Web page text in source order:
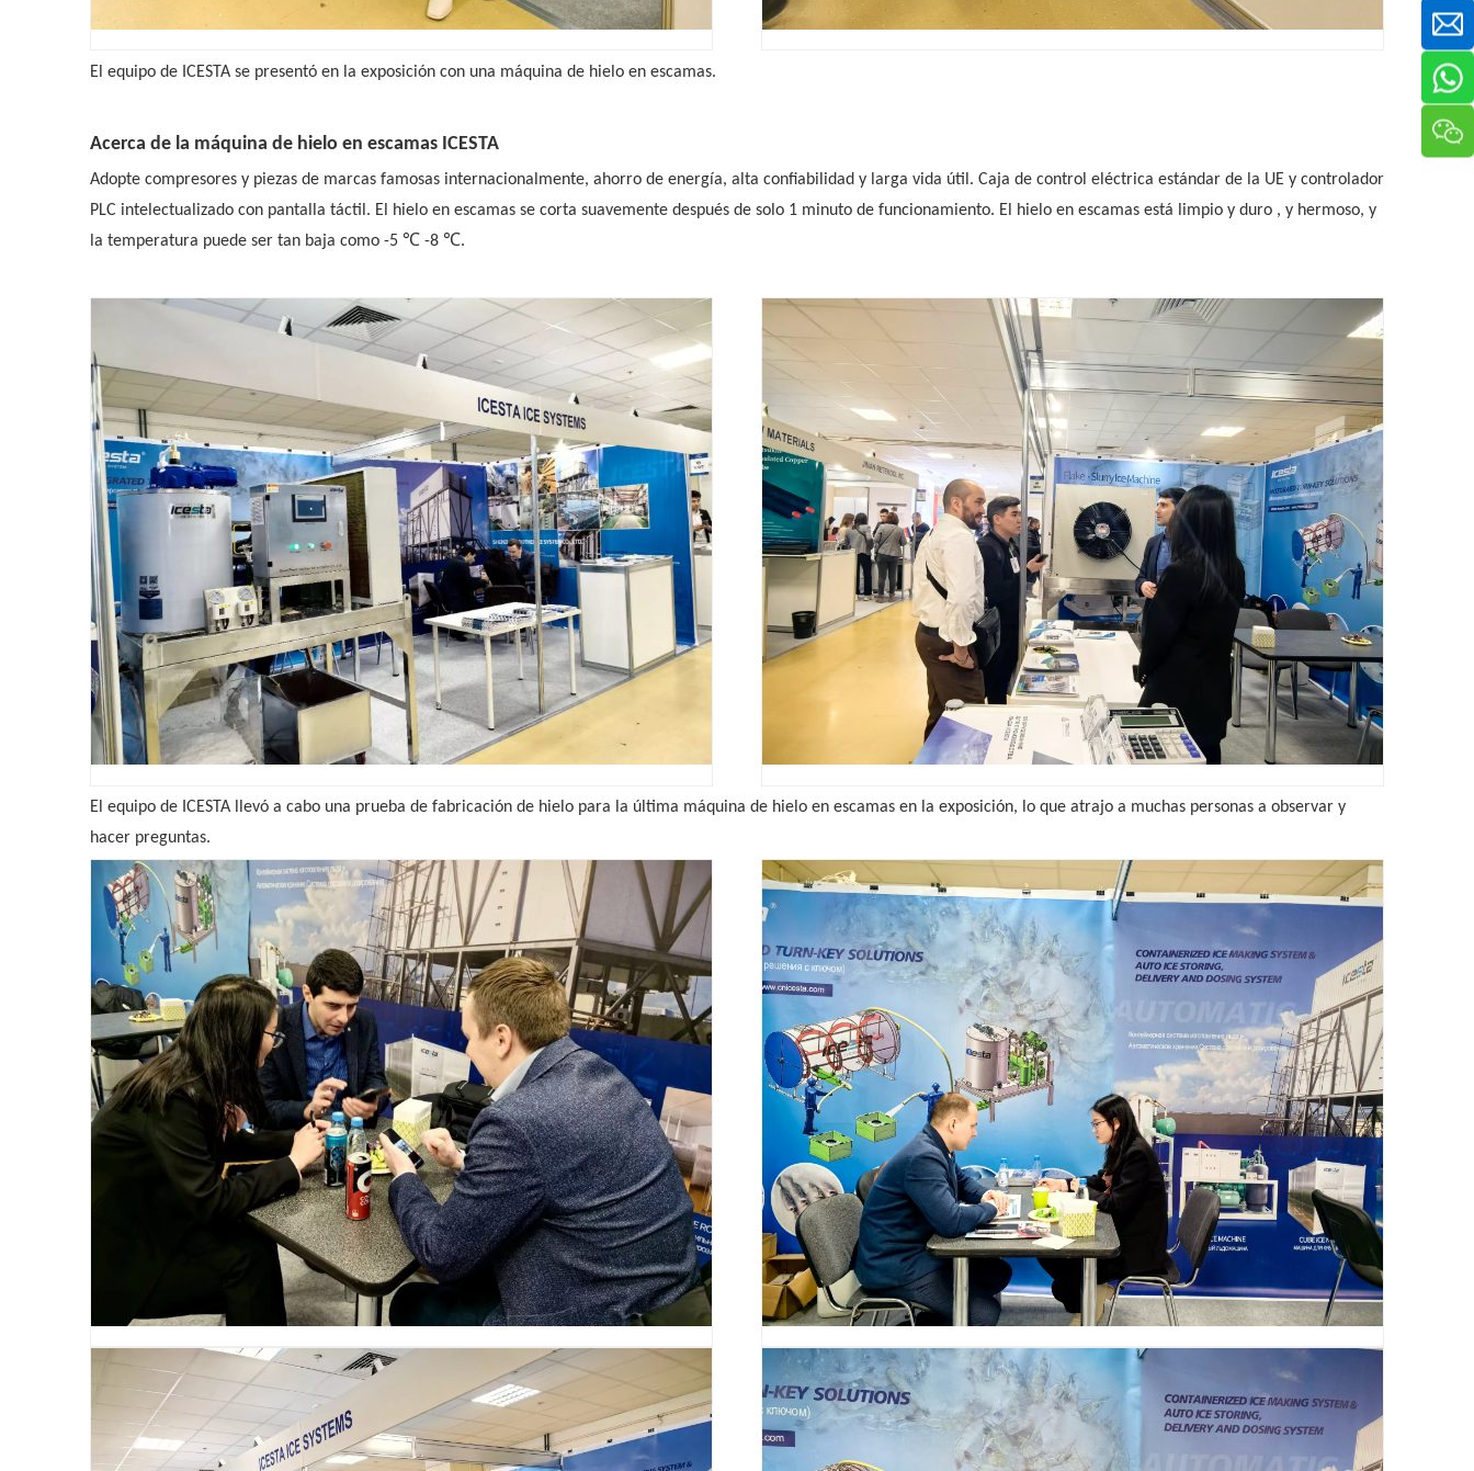
El equipo de ICESTA se presentó en la exposición con una máquina de hielo en escamas.
Acerca de la máquina de hielo en escamas ICESTA
Adopte compresores y piezas de marcas famosas internacionalmente, ahorro de energía, alta confiabilidad y larga vida útil. Caja de control eléctrica estándar de la UE y controlador
PLC intelectualizado con pantalla táctil. El hielo en escamas se corta suavemente después de solo 1 minuto de funcionamiento. El hielo en escamas está limpio y duro , y hermoso, y
la temperatura puede ser tan baja como -5 ℃ -8 ℃.
El equipo de ICESTA llevó a cabo una prueba de fabricación de hielo para la última máquina de hielo en escamas en la exposición, lo que atrajo a muchas personas a observar y
hacer preguntas.